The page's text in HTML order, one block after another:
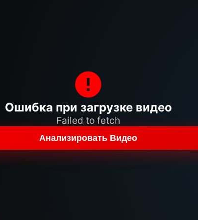
Ошибка при загрузке видео
Failed to fetch
Анализировать Видео